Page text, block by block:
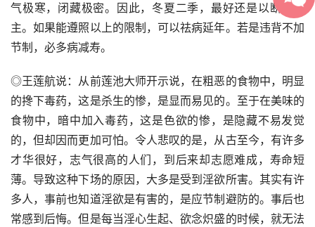
气极寒，闭藏极密。因此，冬夏二季，最好还是以断欲为
主。如果能遵照以上的限制，可以祛病延年。若是违背不加
节制，必多病减寿。
◎王莲航说：从前莲池大师开示说，在粗恶的食物中，明显
的搀下毒药，这是杀生的惨，是显而易见的。至于在美味的
食物中，暗中加入毒药，这是色欲的惨，是隐藏不易发觉
的，但却因而更加可怕。令人悲叹的是，从古至今，有许多
才华很好，志气很高的人们，到后来却志愿难成，寿命短
薄。导致这种下场的原因，大多是受到淫欲所害。其实有许
多人，事前也知道淫欲是有害的，是应节制避防的。事后也
常感到后悔。但是每当淫心生起、欲念炽盛的时候，就无法